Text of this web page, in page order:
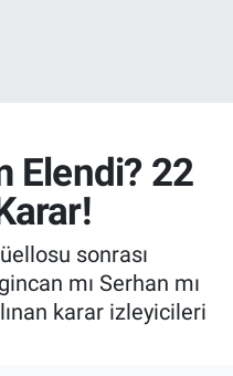
Elendi? 22
sonrası
mı Serhan mı
karar izleyicileri